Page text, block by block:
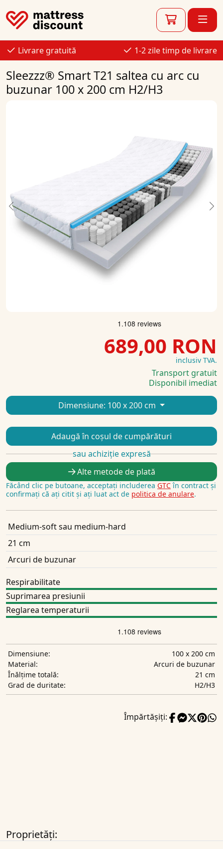
Livrare gratuită 1-2 zile timp de livrare
Sleezzz® Smart T21 saltea cu arc cu
buzunar 100 x 200 cm H2/H3
Previous
689,00 RON
inclusiv TVA.
Transport gratuit
Disponibil imediat
Dimensiune: 100 x 200 cm
Adaugă în coșul de cumpărături
sau achiziție expresă
Alte metode de plată
Făcând clic pe butoane, acceptați includerea GTCîn contract și
confirmați că ați citit și ați luat act de politica de anulare.
Medium-soft sau medium-hard
21 cm
Arcuri de buzunar
Respirabilitate
Suprimarea presiunii
Reglarea temperaturii
Dimensiune:
100 x 200 cm
Material:
Arcuri de buzunar
Înălțime totală:
21 cm
Grad de duritate:
H2/H3
Împărtășiți:
Proprietăți: